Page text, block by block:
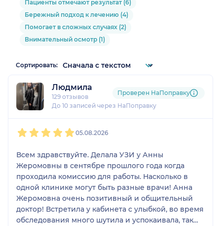
Пациенты отмечают результат (6)
Бережный подход к лечению (4)
Помогает в сложных случаях (2)
Внимательный осмотр (1)
Сортировать:
Людмила
129 отзывов
До 10 записей через НаПоправку
Проверен НаПоправку
05.08.2026
Всем здравствуйте. Делала УЗИ у Анны
Жеромовны в сентябре прошлого года когда
проходила комиссию для работы. Насколько в
одной клинике могут быть разные врачи! Анна
Жеромовна очень позитивный и общительный
доктор! Встретила у кабинета с улыбкой, во время
обследования много шутила и успокаивала, так